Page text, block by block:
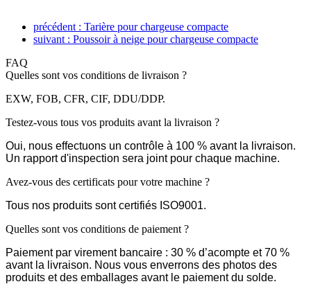
précédent : Tarière pour chargeuse compacte
suivant : Poussoir à neige pour chargeuse compacte
FAQ
Quelles sont vos conditions de livraison ?
EXW, FOB, CFR, CIF, DDU/DDP.
Testez-vous tous vos produits avant la livraison ?
Oui, nous effectuons un contrôle à 100 % avant la livraison.
Un rapport d'inspection sera joint pour chaque machine.
Avez-vous des certificats pour votre machine ?
Tous nos produits sont certifiés ISO9001.
Quelles sont vos conditions de paiement ?
Paiement par virement bancaire : 30 % d’acompte et 70 %
avant la livraison. Nous vous enverrons des photos des
produits et des emballages avant le paiement du solde.